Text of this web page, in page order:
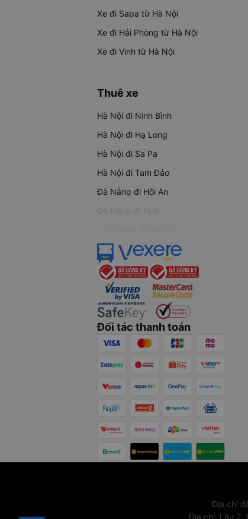
Xe đi Sapa từ Hà Nội
Xe đi Hải Phòng từ Hà Nội
Xe đi Vinh từ Hà Nội
Thuê xe
Hà Nội đi Ninh Bình
Hà Nội đi Hạ Long
Hà Nội đi Sa Pa
Hà Nội đi Tam Đảo
Đà Nẵng đi Hội An
Đà Nẵng đi Huế
Đối tác thanh toán
Địa chỉ
Địa chỉ: Lầu 2,